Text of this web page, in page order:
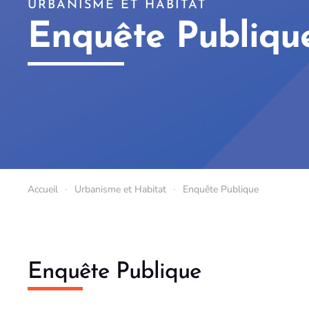
URBANISME ET HABITAT
Enquête
Accueil Urbanisme et Habitat Enquête Publique
Enquête Publique